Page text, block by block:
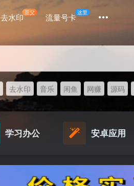
去水印豆父 流量号卡这里
去水印 音乐 闲鱼 网赚 源码
学习办公 安卓应用